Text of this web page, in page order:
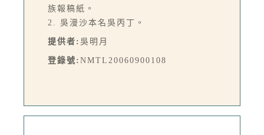
族報稿紙。
2. 吳漫沙本名吳丙丁。
提供者: 吳明月
登錄號: NMTL20060900108